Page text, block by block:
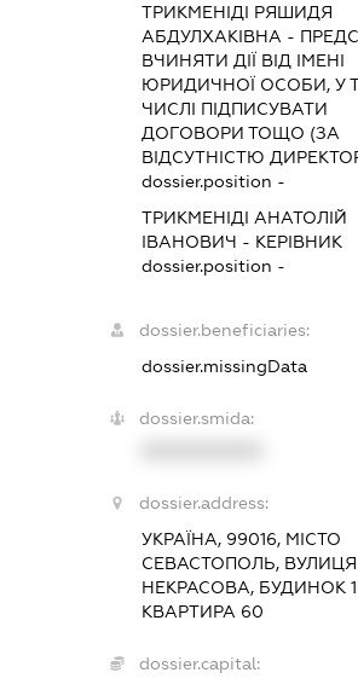
ТРИКМЕНІДІ РЯШИДЯ
АБДУЛХАКІВНА -
ВЧИНЯТИ ДІЇ ВІД ІМЕНІ
ЮРИДИЧНОЇ ОСОБИ, У
ЧИСЛІ ПІДПИСУВАТИ
ДОГОВОРИ ТОЩО (ЗА
ВІДСУТНІСТЮ
dossier.position -
ТРИКМЕНІДІ АНАТОЛІЙ
ІВАНОВИЧ - КЕРІВНИК
dossier.position -
dossier.beneficiaries:
dossier.missingData
dossier.smida:
dossier.address:
УКРАЇНА, 99016, МІСТО
СЕВАСТОПОЛЬ, ВУЛИЦЯ
НЕКРАСОВА, БУДИНОК
КВАРТИРА 60
dossier.capital: